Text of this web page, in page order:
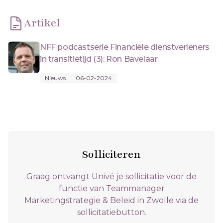
Artikel
NFF podcastserie Financiële dienstverleners
in transitietijd (3): Ron Bavelaar
Nieuws 06-02-2024
Solliciteren
Graag ontvangt Univé je sollicitatie voor de
functie van Teammanager
Marketingstrategie & Beleid in Zwolle via de
sollicitatiebutton.